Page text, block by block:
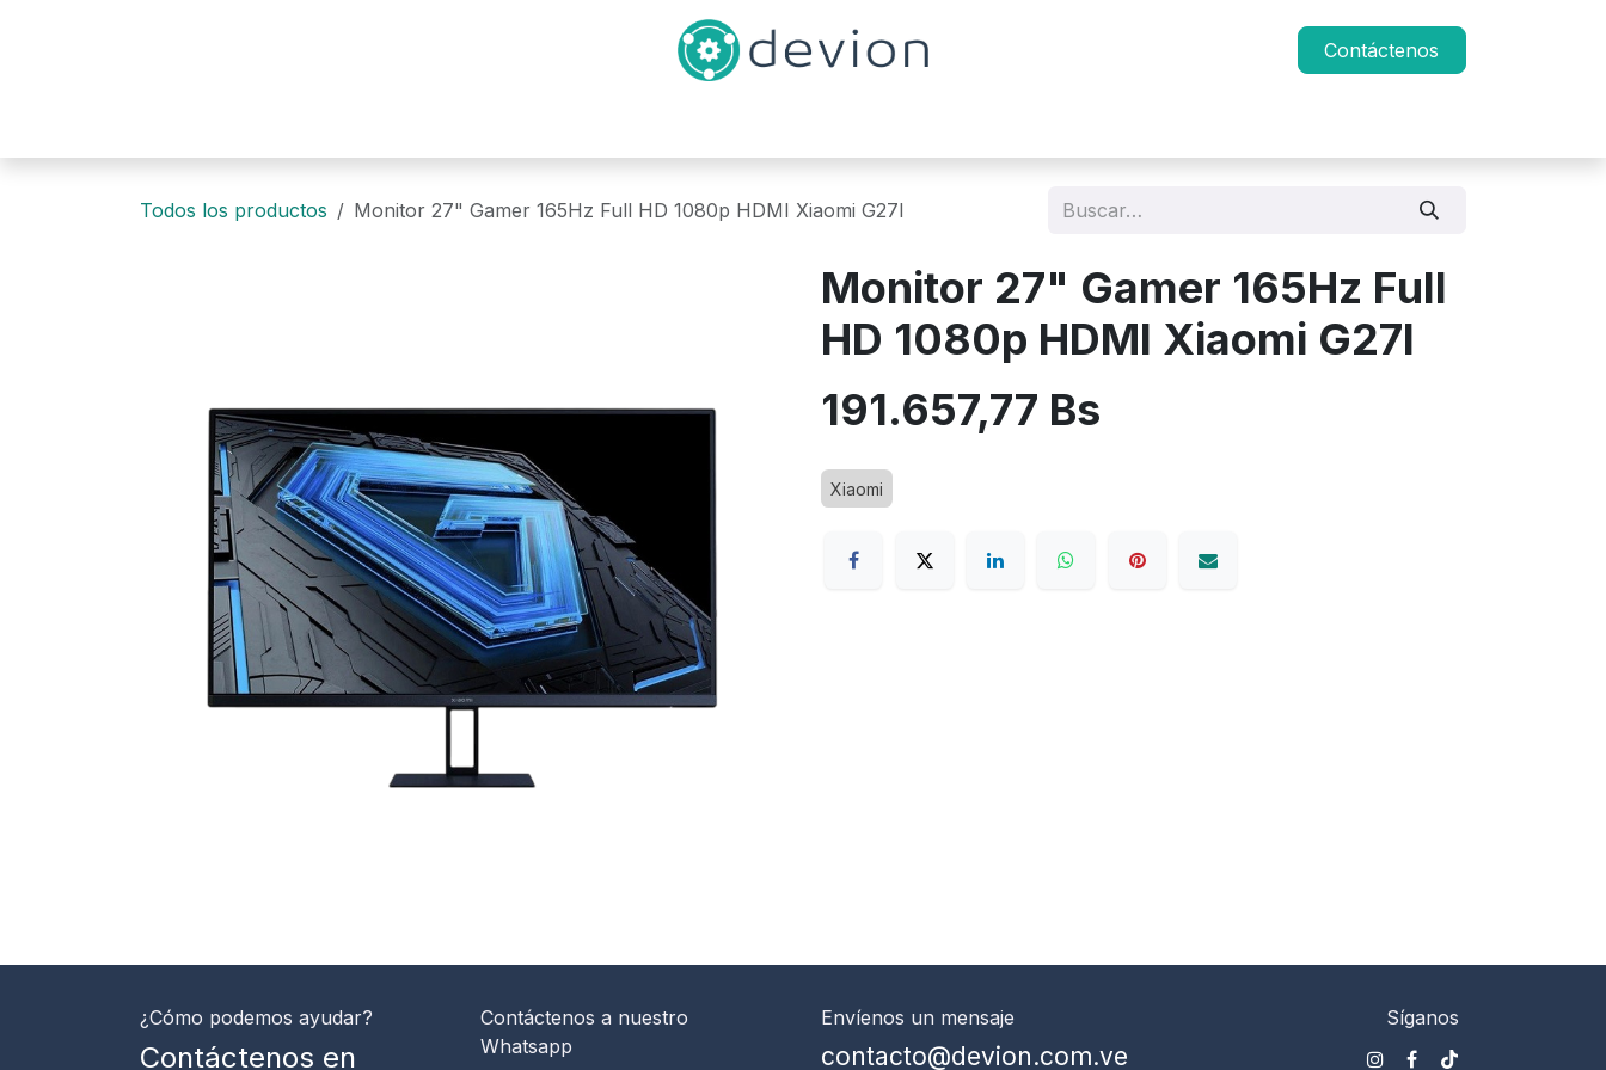
Contáctenos
Todos los productos Monitor 27" Gamer 165Hz Full HD 1080p HDMI Xiaomi G27I
Monitor 27" Gamer 165Hz Full
HD 1080p HDMI Xiaomi G27I
191.657,77 Bs
Xiaomi
¿Cómo podemos ayudar?
Contáctenos en
Contáctenos a nuestro
Whatsapp
Envíenos un mensaje
contacto@devion.com.ve
Síganos